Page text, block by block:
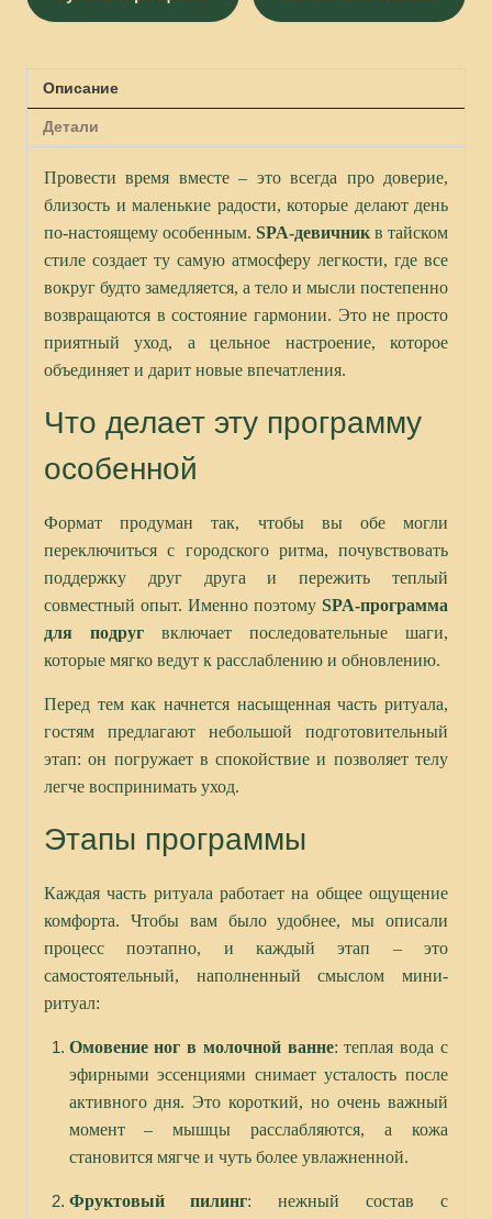
Описание
Детали
Провести время вместе – это всегда про доверие,
близость и маленькие радости, которые делают день
по-настоящему особенным. SPA-девичник в тайском
стиле создает ту самую атмосферу легкости, где все
вокруг будто замедляется, а тело и мысли постепенно
возвращаются в состояние гармонии. Это не просто
приятный уход, а цельное настроение, которое
объединяет и дарит новые впечатления.
Что делает эту программу
особенной
Формат продуман так, чтобы вы обе могли
переключиться с городского ритма, почувствовать
поддержку друг друга и пережить теплый
совместный опыт. Именно поэтому SPA-программа
для подруг включает последовательные шаги,
которые мягко ведут к расслаблению и обновлению.
Перед тем как начнется насыщенная часть ритуала,
гостям предлагают небольшой подготовительный
этап: он погружает в спокойствие и позволяет телу
легче воспринимать уход.
Этапы программы
Каждая часть ритуала работает на общее ощущение
комфорта. Чтобы вам было удобнее, мы описали
процесс поэтапно, и каждый этап – это
самостоятельный, наполненный смыслом мини-
ритуал:
Омовение ног в молочной ванне: теплая вода с
эфирными эссенциями снимает усталость после
активного дня. Это короткий, но очень важный
момент – мышцы расслабляются, а кожа
становится мягче и чуть более увлажненной.
Фруктовый пилинг: нежный состав с